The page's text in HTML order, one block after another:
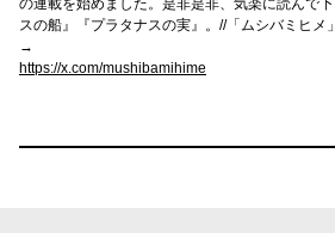
の連載を始めました。是非是非、気楽に読んで
スの船』『プラタナスの実』。//「ムシバミヒメ
→
https://x.com/mushibamihime